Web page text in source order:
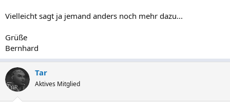
Vielleicht sagt ja jemand anders noch mehr dazu...
Grüße
Bernhard
Tar
Aktives Mitglied